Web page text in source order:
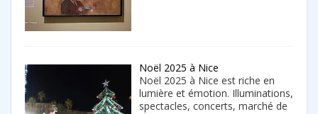
Noël 2025 à Nice
Noël 2025 à Nice est riche en
lumière et émotion. Illuminations,
spectacles, concerts, marché de